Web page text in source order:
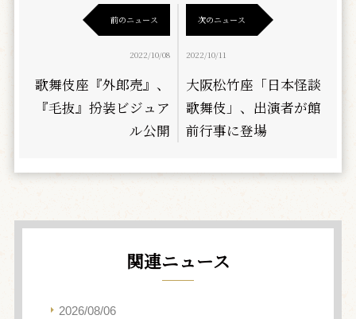
前のニュース
2022/10/08
歌舞伎座『外郎売』、
『毛抜』扮装ビジュア
ル公開
次のニュース
2022/10/11
大阪松竹座「日本怪談
歌舞伎」、出演者が館
前行事に登場
関連ニュース
2026/08/06